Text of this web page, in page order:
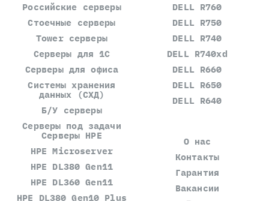
Российские серверы
Стоечные серверы
Tower серверы
Серверы для 1С
Серверы для офиса
Системы хранения
данных (СХД)
Б/У серверы
Серверы под задачи
DELL R760
DELL R750
DELL R740
DELL R740xd
DELL R660
DELL R650
DELL R640
Серверы HPE
HPE Microserver
HPE DL380 Gen11
HPE DL360 Gen11
HPE DL380 Gen10 Plus
О нас
Контакты
Гарантия
Вакансии